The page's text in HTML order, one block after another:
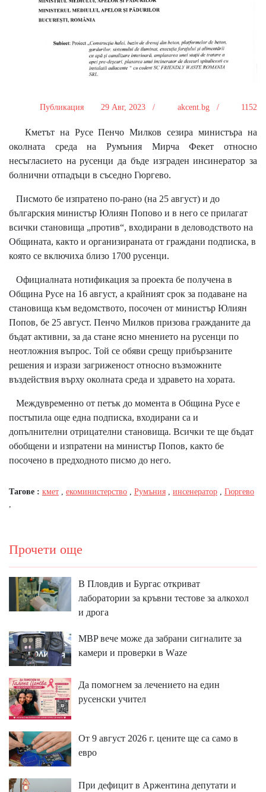
Публикация 29 Авг, 2023 / akcent.bg / 1152
Кметът на Русе Пенчо Милков сезира министъра на
околната среда на Румъния Мирча Фекет относно
несъгласието на русенци да бъде изграден инсинератор за
болнични отпадъци в съседно Гюргево.
Писмото бе изпратено по-рано (на 25 август) и до
българския министър Юлиян Попово и в него се прилагат
всички становища „против“, входирани в деловодството на
Общината, както и организираната от граждани подписка, в
която се включиха близо 1700 русенци.
Официалната нотификация за проекта бе получена в
Община Русе на 16 август, а крайният срок за подаване на
становища към ведомството, посочен от министър Юлиян
Попов, бе 25 август. Пенчо Милков призова гражданите да
бъдат активни, за да стане ясно мнението на русенци по
неотложния въпрос. Той се обяви срещу прибързаните
решения и изрази загриженост относно възможните
въздействия върху околната среда и здравето на хората.
Междувременно от петък до момента в Община Русе е
постъпила още една подписка, входирани са и
допълнителни отрицателни становища. Всички те ще бъдат
обобщени и изпратени на министър Попов, както бе
посочено в предходното писмо до него.
Тагове : кмет екоминистерство Румъния инсенератор
Гюргево
Прочети още
В Пловдив и Бургас откриват
лаборатории за кръвни тестове за алкохол
и дрога
MBP вeчe мoжe дa зaбpaни cигнaлитe зa
ĸaмepи и пpoвepĸи в Wаzе
Да помогнем за лечението на един
русенски учител
От 9 август 2026 г. цените ще са само в
евро
При дефицит в Аржентина депутати и